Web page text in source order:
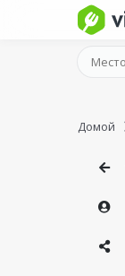
Домой